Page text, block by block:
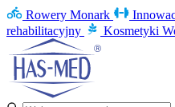
Rowery Monark
rehabilitacyjny
Kosmetyki